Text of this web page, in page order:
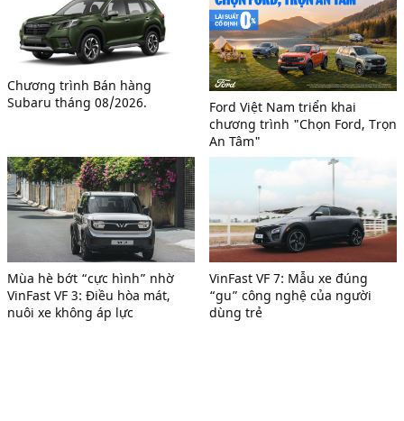
Chương trình Bán hàng
Subaru tháng 08/2026.
Ford Việt Nam triển khai
chương trình "Chọn Ford, Trọn
An Tâm"
Mùa hè bớt “cực hình” nhờ
VinFast VF 3: Điều hòa mát,
nuôi xe không áp lực
VinFast VF 7: Mẫu xe đúng
“gu” công nghệ của người
dùng trẻ